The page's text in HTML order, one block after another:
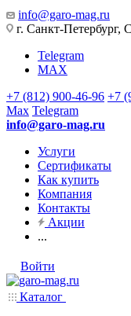
info@garo-mag.ru
г. Санкт-Петербург,
Telegram
MAX
+7 (812) 900-46-96 +7
Max Telegram
info@garo-mag.ru
Услуги
Сертификаты
Как купить
Компания
Контакты
Акции
...
Войти
Каталог